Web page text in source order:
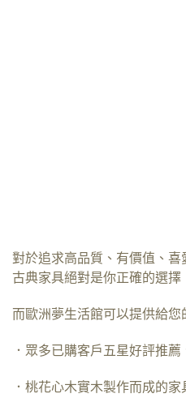
對於追求高品質、有價值、
古典家具絕對是你正確的選擇
而歐洲夢生活館可以提供給您
．眾多已購客戶五星好評推
．桃花心木實木製作而成的